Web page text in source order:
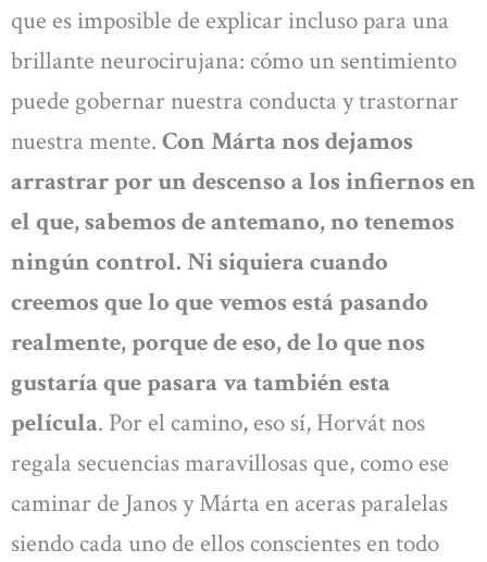
que es imposible de explicar incluso para una
brillante neurocirujana: cómo un sentimiento
puede gobernar nuestra conducta y trastornar
nuestra mente. Con Márta nos dejamos
arrastrar por un descenso a los infiernos en
el que, sabemos de antemano, no tenemos
ningún control. Ni siquiera cuando
creemos que lo que vemos está pasando
realmente, porque de eso, de lo que nos
gustaría que pasara va también esta
película. Por el camino, eso sí, Horvát nos
regala secuencias maravillosas que, como ese
caminar de Janos y Márta en aceras paralelas
siendo cada uno de ellos conscientes en todo